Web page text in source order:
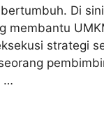
Di
membantu
strategi
…